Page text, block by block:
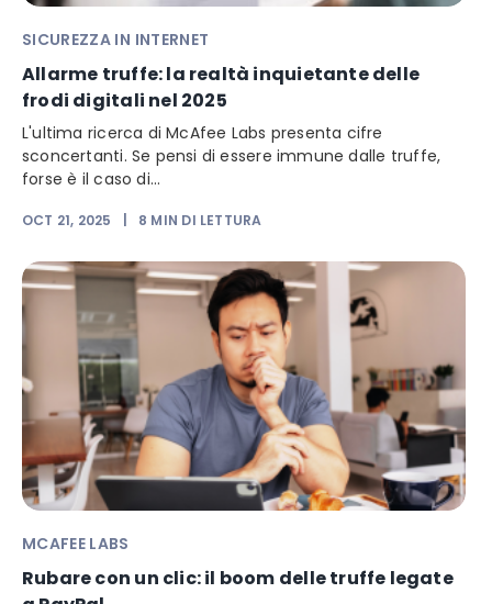
SICUREZZA IN INTERNET
Allarme truffe: la realtà inquietante delle
frodi digitali nel 2025
L'ultima ricerca di McAfee Labs presenta cifre
sconcertanti. Se pensi di essere immune dalle truffe,
forse è il caso di...
OCT 21, 2025 8 MIN DI LETTURA
MCAFEE LABS
Rubare con un clic: il boom delle truffe legate